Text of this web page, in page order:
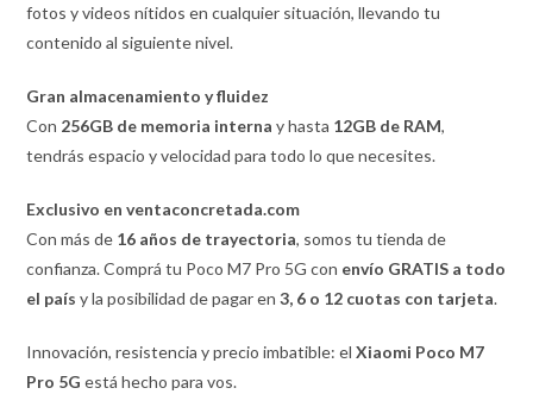
fotos y videos nítidos en cualquier situación, llevando tu
contenido al siguiente nivel.
Gran almacenamiento y fluidez
Con 256GB de memoria interna y hasta 12GB de RAM,
tendrás espacio y velocidad para todo lo que necesites.
Exclusivo en ventaconcretada.com
Con más de 16 años de trayectoria, somos tu tienda de
confianza. Comprá tu Poco M7 Pro 5G con envío GRATIS a todo
el país y la posibilidad de pagar en3, 6 o 12 cuotas con tarjeta.
Innovación, resistencia y precio imbatible: elXiaomi Poco M7
Pro 5G está hecho para vos.